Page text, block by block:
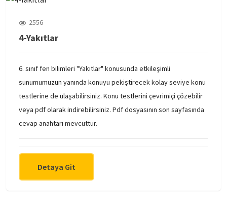
2556
4-Yakıtlar
6. sınıf fen bilimleri "Yakıtlar" konusunda etkileşimli
sunumumuzun yanında konuyu pekiştirecek kolay seviye konu
testlerine de ulaşabilirsiniz. Konu testlerini çevrimiçi çözebilir
veya pdf olarak indirebilirsiniz. Pdf dosyasının son sayfasında
cevap anahtarı mevcuttur.
Detaya Git